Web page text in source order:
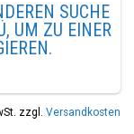
SUCHE
UM ZU EINER
zzgl. Versandkosten